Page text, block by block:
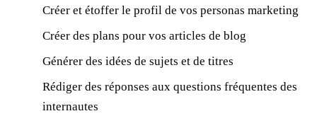
Créer et étoffer le profil de vos personas marketing
Créer des plans pour vos articles de blog
Générer des idées de sujets et de titres
Rédiger des réponses aux questions fréquentes des
internautes